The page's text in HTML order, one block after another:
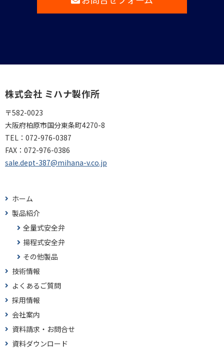
株式会社 ミハナ製作所
〒582-0023
大阪府柏原市国分東条町4270-8
TEL： 072-976-0387
FAX： 072-976-0386
sale.dept-387@mihana-v.co.jp
ホーム
製品紹介
全量式安全弁
揚程式安全弁
その他製品
技術情報
よくあるご質問
採用情報
会社案内
資料請求・お問合せ
資料ダウンロード